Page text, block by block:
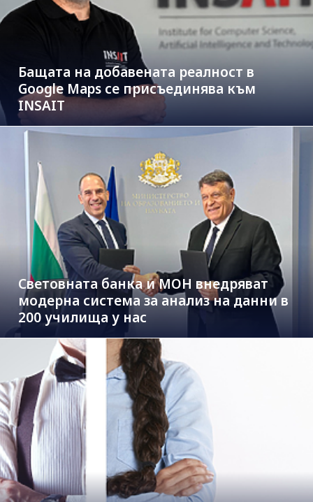
Бащата на добавената реалност в
Google Maps се присъединява към
INSAIT
Световната банка и МОН внедряват
модерна система за анализ на данни в
200 училища у нас